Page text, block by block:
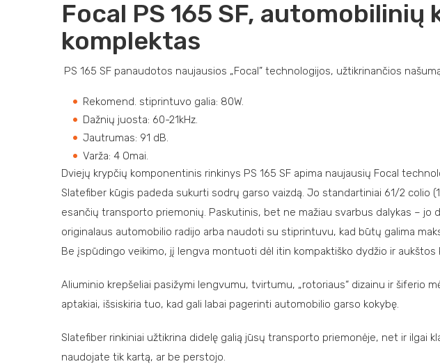
Focal PS 165 SF,
komplektas
PS 165 SF panaudotos naujausios „Focal” technologijos, užtikrinančios
Rekomend. stiprintuvo galia: 80W.
Dažnių juosta: 60-21kHz.
Jautrumas: 91 dB.
Varža: 4 Omai.
Dviejų krypčių komponentinis rinkinys PS 165 SF apima naujausių Focal
Slatefiber kūgis padeda sukurti sodrų garso vaizdą. Jo standartiniai 61/2 colio
esančių transporto priemonių. Paskutinis, bet ne mažiau svarbus dalykas – jo
originalaus automobilio radijo arba naudoti su stiprintuvu, kad būtų galima
Be įspūdingo veikimo, jį lengva montuoti dėl itin kompaktiško dydžio ir aukštos
Aliuminio krepšeliai pasižymi lengvumu, tvirtumu, „rotoriaus“ dizainu ir šiferio
aptakiai, išsiskiria tuo, kad gali labai pagerinti automobilio garso kokybę.
Slatefiber rinkiniai užtikrina didelę galią jūsų transporto priemonėje, net ir
naudojate tik kartą, ar be perstojo.